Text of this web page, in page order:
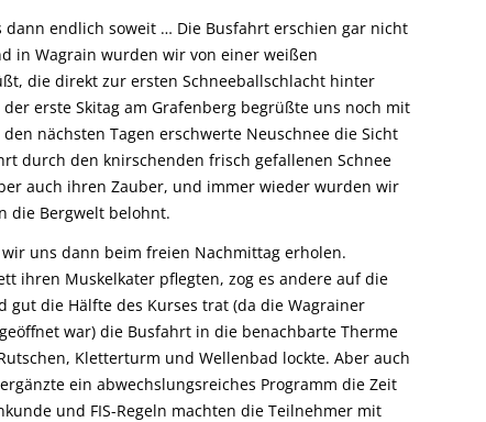
dann endlich soweit … Die Busfahrt erschien gar nicht
in Wagrain wurden wir von einer weißen
die direkt zur ersten Schneeballschlacht hinter
erste Skitag am Grafenberg begrüßte uns noch mit
nächsten Tagen erschwerte Neuschnee die Sicht
durch den knirschenden frisch gefallenen Schnee
auch ihren Zauber, und immer wieder wurden wir
die Bergwelt belohnt.
uns dann beim freien Nachmittag erholen.
ihren Muskelkater pflegten, zog es andere auf die
gut die Hälfte des Kurses trat (da die Wagrainer
war) die Busfahrt in die benachbarte Therme
Kletterturm und Wellenbad lockte. Aber auch
ein abwechslungsreiches Programm die Zeit
und FIS-Regeln machten die Teilnehmer mit